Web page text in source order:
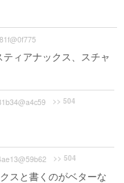
ィアナックス、スチャ
>> 504
>> 504
スと書くのがベターな